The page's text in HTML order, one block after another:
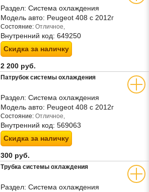
Раздел: Система охлаждения
Модель авто: Peugeot 408 с 2012г
Состояние: Отличное,
Внутренний код: 649250
Скидка за наличку
2 200 руб.
Патрубок системы охлаждения
Раздел: Система охлаждения
Модель авто: Peugeot 408 с 2012г
Состояние: Отличное,
Внутренний код: 569063
Скидка за наличку
300 руб.
Трубка системы охлаждения
Раздел: Система охлаждения